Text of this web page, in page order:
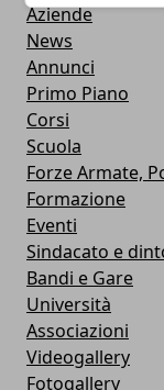
Aziende
News
Annunci
Primo Piano
Corsi
Scuola
Forze Armate,
Formazione
Eventi
Sindacato e
Bandi e Gare
Università
Associazioni
Videogallery
Fotogallery